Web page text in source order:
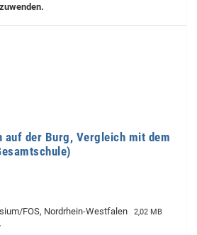
auf der Burg, Vergleich mit dem
FOS, Nordrhein-Westfalen 2,02 MB